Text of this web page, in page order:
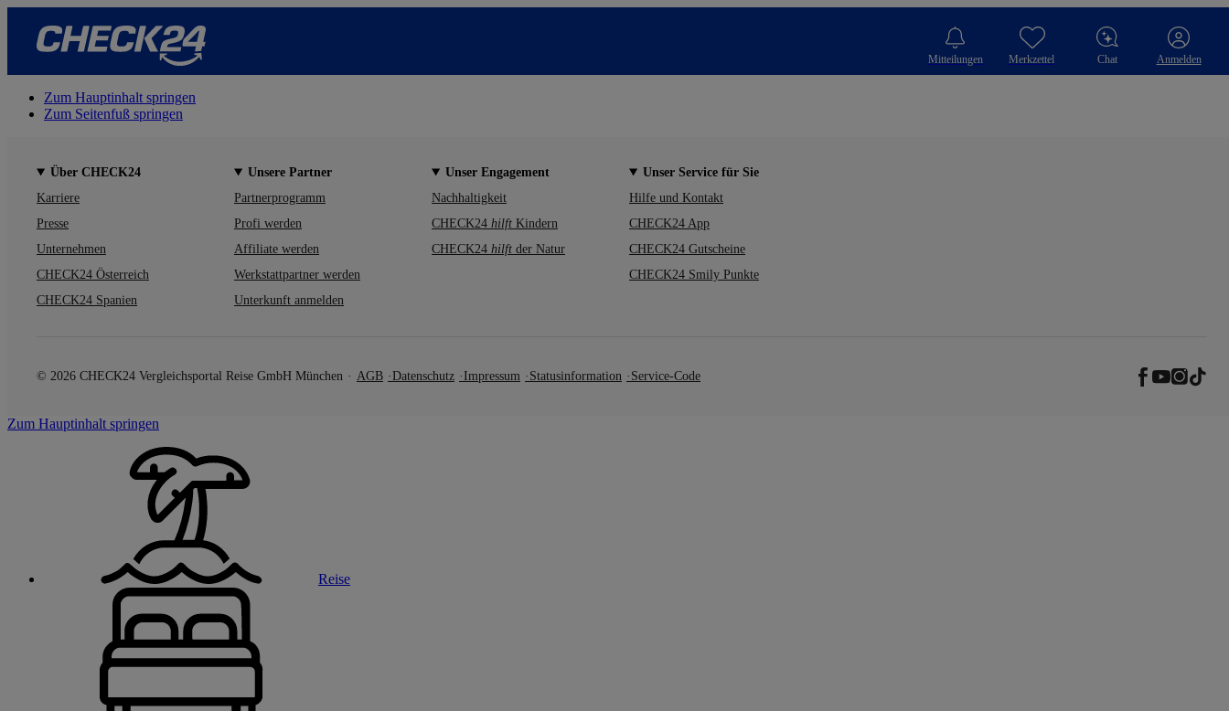
Mitteilungen Merkzettel Chat Anmelden
Zum Hauptinhalt springen
Zum Seitenfuß springen
Über CHECK24
Karriere
Presse
Unternehmen
CHECK24 Österreich
CHECK24 Spanien
Unsere Partner
Partnerprogramm
Profi werden
Affiliate werden
Werkstattpartner werden
Unterkunft anmelden
Unser Engagement
Nachhaltigkeit
CHECK24 hilft Kindern
CHECK24 hilft der Natur
Unser Service für Sie
Hilfe und Kontakt
CHECK24 App
CHECK24 Gutscheine
CHECK24 Smily Punkte
© 2026 CHECK24 Vergleichsportal Reise GmbH München AGB Datenschutz Impressum Statusinformation Service-Code
Zum Hauptinhalt springen
Reise